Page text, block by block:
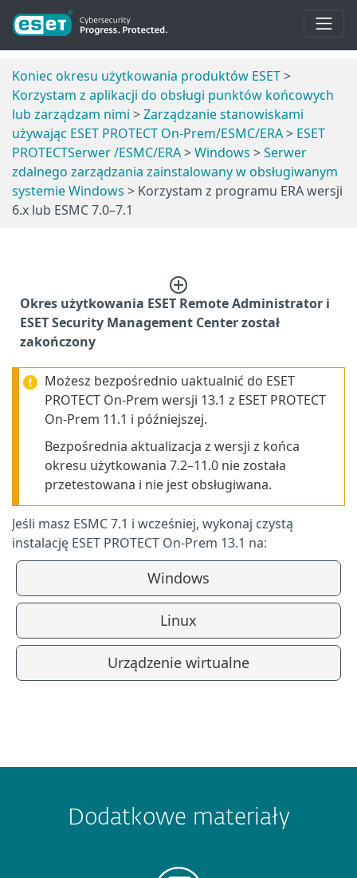
Koniec okresu użytkowania produktów ESET>
Korzystam z aplikacji do obsługi punktów końcowych
lub zarządzam nimi >Zarządzanie stanowiskami
używając ESET PROTECT On-Prem/ESMC/ERA> ESET
PROTECTSerwer /ESMC/ERA>Windows >Serwer
zdalnego zarządzania zainstalowany w obsługiwanym
systemie Windows > Korzystam z programu ERA wersji
6.x lub ESMC 7.0–7.1
Okres użytkowania ESET Remote Administrator i
ESET Security Management Center został
zakończony
Możesz bezpośrednio uaktualnić do ESET
PROTECT On-Prem wersji 13.1 z ESET PROTECT
On-Prem 11.1 i późniejszej.
Bezpośrednia aktualizacja z wersji z końca
okresu użytkowania 7.2–11.0 nie została
przetestowana i nie jest obsługiwana.
Jeśli masz ESMC 7.1 i wcześniej, wykonaj czystą
instalację ESET PROTECT On-Prem 13.1 na:
Windows
Linux
Urządzenie wirtualne
Dodatkowe materiały